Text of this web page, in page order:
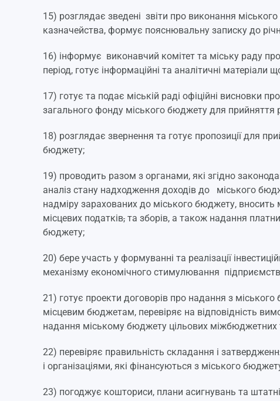
15) розглядає зведені звіти про виконання
казначейства, формує пояснювальну записку до
16) інформує виконавчий комітет та міську раду
період, готує інформаційні та аналітичні
17) готує та подає міській раді офіційні висновки
загального фонду міського бюджету для прийняття
18) розглядає звернення та готує пропозиції для
бюджету;
19) проводить разом з органами, які згідно
аналіз стану надходження доходів до міського
надміру зарахованих до міського бюджету, вносить
місцевих податків, та зборів, а також надання
бюджету;
20) бере участь у формуванні та реалізації
механізму економічного стимулювання
21) готує проекти договорів про надання з
місцевим бюджетам, перевіряє на відповідність
надання міському бюджету цільових міжбюджетних
22) перевіряє правильність складання і
і організаціями, які фінансуються з міського
23) погоджує кошториси, плани асигнувань та